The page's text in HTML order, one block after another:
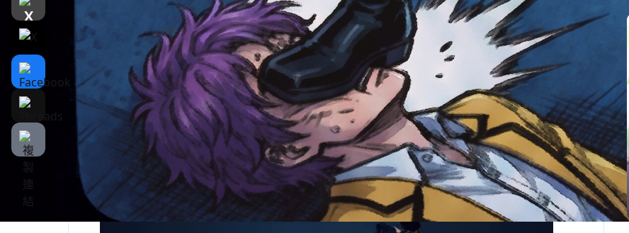
這是一款百合向第三人稱動作冒險遊戲，具有超強的互動性。您與「麻美」學姐在冒險途中的每一
個區域，甚至每一個事件發生後都有不同的互動，對喜歡探索的玩家來說非常有趣，您或許會發現
很多有趣的彩蛋。當然，遊戲中的戰鬥也非常爽快，主角「李曉萌」可是會中國功夫的哦，能打十
個的那種，當然福利也是必不可少的哦（聲明：本故事純屬虛構，角色均已超過 18 歲，如有雷同
純屬巧合）。
這是一款動作冒險和輕度解謎相結合的遊戲。
您可以使用武術和槍械擊敗對您有威脅的敵人。